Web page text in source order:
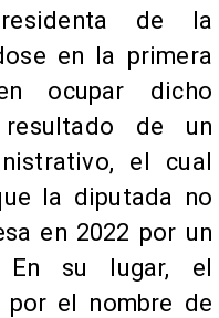
de la
en la primera
ocupar dicho
de un
el cual
la diputada no
en 2022 por un
su lugar, el
el nombre de